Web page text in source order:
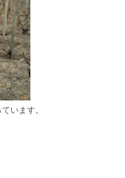
います。